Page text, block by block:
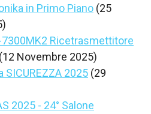
in Primo Piano (25
7300MK2 Ricetrasmettitore
(12 Novembre 2025)
SICUREZZA 2025 (29
2025 - 24° Salone